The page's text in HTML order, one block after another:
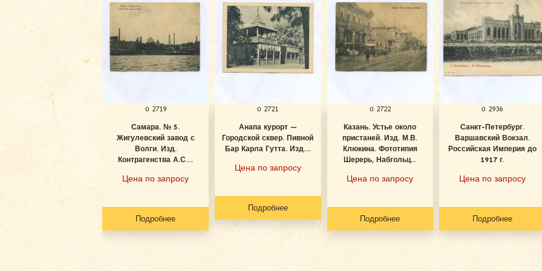
о 2719
Самара. № 5.
Жигулевский завод с
Волги. Изд.
Контрагенства А.С....
Цена по запросу
Подробнее
о 2721
Анапа курорт —
Городской сквер. Пивной
Бар Карла Гутта. Изд....
Цена по запросу
Подробнее
о 2722
Казань. Устье около
пристаней. Изд. М.В.
Клюкина. Фототипия
Шерерь, Набгольц...
Цена по запросу
Подробнее
о 2936
Санкт-Петербург.
Варшавский Вокзал.
Российская Империя до
1917 г.
Цена по запросу
Подробнее